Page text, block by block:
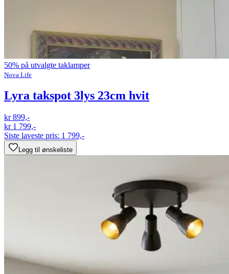
50% på utvalgte taklamper
Nova Life
Lyra takspot 3lys 23cm hvit
kr 899,-
kr 1 799,-
Siste laveste pris: 1 799,-
Legg til ønskeliste